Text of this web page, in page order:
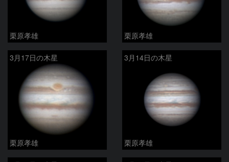
栗原孝雄 栗原孝雄
3月17日の木星
栗原孝雄
3月14日の木星
栗原孝雄